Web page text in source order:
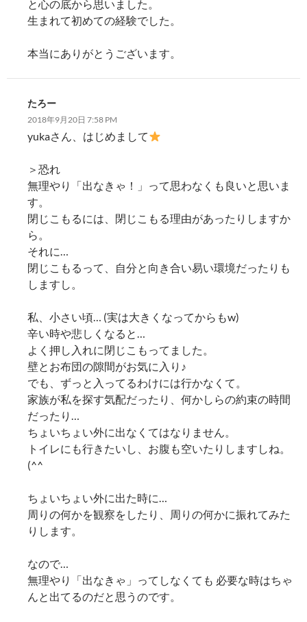
と心の底から思いました。
生まれて初めての経験でした。
本当にありがとうございます。
たろー
2018年9月20日 7:58 PM
yukaさん、はじめまして
＞恐れ
無理やり「出なきゃ！」って思わなくも良いと思いま
す。
閉じこもるには、閉じこもる理由があったりしますか
ら。
それに…
閉じこもるって、自分と向き合い易い環境だったりも
しますし。
私、小さい頃… (実は大きくなってからもw)
辛い時や悲しくなると…
よく押し入れに閉じこもってました。
壁とお布団の隙間がお気に入り♪
でも、ずっと入ってるわけには行かなくて。
家族が私を探す気配だったり、何かしらの約束の時間
だったり…
ちょいちょい外に出なくてはなりません。
トイレにも行きたいし、お腹も空いたりしますしね。
(^^ゞ
ちょいちょい外に出た時に…
周りの何かを観察をしたり、周りの何かに振れてみた
りします。
なので…
無理やり「出なきゃ」ってしなくても 必要な時はちゃ
んと出てるのだと思うのです。